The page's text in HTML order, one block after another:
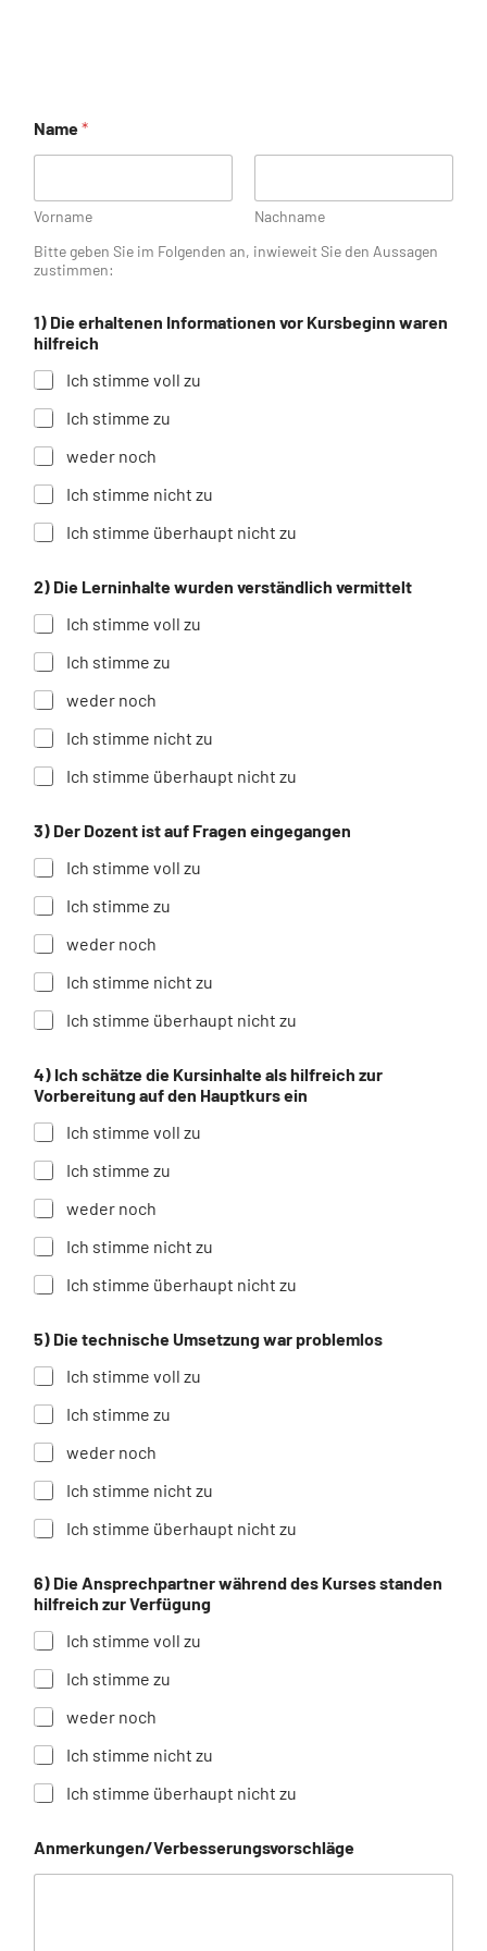
Name*
Vorname
Nachname
Bitte geben Sie im Folgenden an, inwieweit Sie den Aussagen
zustimmen:
1) Die erhaltenen Informationen vor Kursbeginn waren
hilfreich
Ich stimme voll zu
Ich stimme zu
weder noch
Ich stimme nicht zu
Ich stimme überhaupt nicht zu
2) Die Lerninhalte wurden verständlich vermittelt
Ich stimme voll zu
Ich stimme zu
weder noch
Ich stimme nicht zu
Ich stimme überhaupt nicht zu
n
m
e
r
k
u
n
g
e
r
b
e
s
s
e
g
v
o
r
l
ä
g
e
d
n
H
t
k
u
r
s
3) Der Dozent ist auf Fragen eingegangen
Ich stimme voll zu
Ich stimme zu
weder noch
Ich stimme nicht zu
Ich stimme überhaupt nicht zu
4) Ich schätze die Kursinhalte als hilfreich zur
Vorbereitung auf den Hauptkurs ein
Ich stimme voll zu
Ich stimme zu
weder noch
Ich stimme nicht zu
Ich stimme überhaupt nicht zu
5) Die technische Umsetzung war problemlos
Ich stimme voll zu
Ich stimme zu
weder noch
Ich stimme nicht zu
Ich stimme überhaupt nicht zu
6) Die Ansprechpartner während des Kurses standen
hilfreich zur Verfügung
Ich stimme voll zu
Ich stimme zu
weder noch
Ich stimme nicht zu
Ich stimme überhaupt nicht zu
Anmerkungen/Verbesserungsvorschläge